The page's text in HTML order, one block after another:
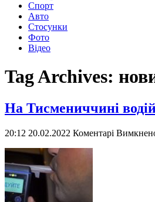
Спорт
Авто
Стосунки
Фото
Відео
Tag Archives:
На Тисмениччині
20:12 20.02.2022 Коментарі